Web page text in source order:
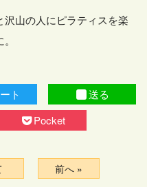
山の人にピラティスを楽
ト
送る
Pocket
前へ »